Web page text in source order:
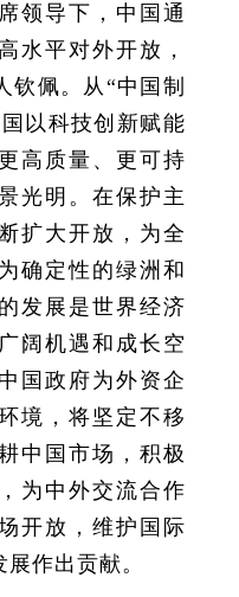
领导下，中国通
水平对外开放，
钦佩。从“中国制
以科技创新赋能
高质量、更可持
光明。在保护主
扩大开放，为全
确定性的绿洲和
发展是世界经济
阔机遇和成长空
国政府为外资企
境，将坚定不移
中国市场，积极
为中外交流合作
开放，维护国际
作出贡献。